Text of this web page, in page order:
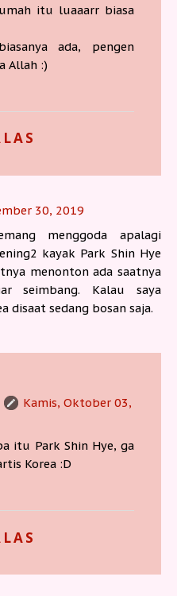
itu luaaarr biasa
ada, pengen
Allah :)
30, 2019
menggoda apalagi
kayak Park Shin Hye
menonton ada saatnya
seimbang. Kalau saya
disaat sedang bosan saja.
Kamis, Oktober 03,
itu Park Shin Hye, ga
Korea :D